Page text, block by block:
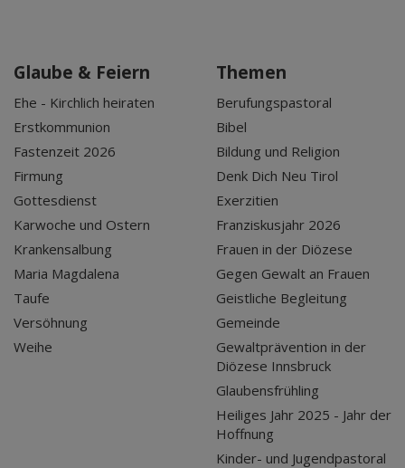
Glaube & Feiern
Ehe - Kirchlich heiraten
Erstkommunion
Fastenzeit 2026
Firmung
Gottesdienst
Karwoche und Ostern
Krankensalbung
Maria Magdalena
Taufe
Versöhnung
Weihe
Themen
Berufungspastoral
Bibel
Bildung und Religion
Denk Dich Neu Tirol
Exerzitien
Franziskusjahr 2026
Frauen in der Diözese
Gegen Gewalt an Frauen
Geistliche Begleitung
Gemeinde
Gewaltprävention in der
Diözese Innsbruck
Glaubensfrühling
Heiliges Jahr 2025 - Jahr der
Hoffnung
Kinder- und Jugendpastoral